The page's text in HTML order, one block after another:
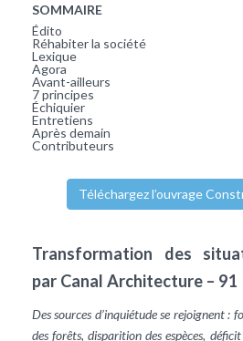
SOMMAIRE
Édito
Réhabiter la société
Lexique
Agora
Avant-ailleurs
7 principes
Échiquier
Entretiens
Après demain
Contributeurs
Téléchargez l’ouvrage
Transformation des
par Canal Architecture – 91
Des sources d’inquiétude se rejoignent :
des forêts, disparition des espèces,